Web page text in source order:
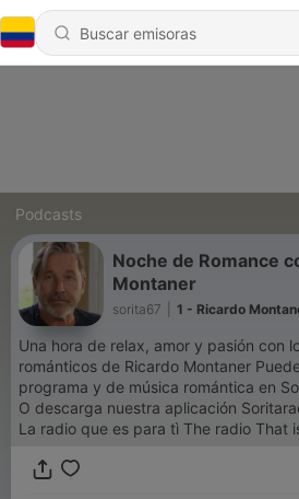
Podcasts
Noche de Romance
Montaner
sorita67 1 - Ricardo
Una hora de relax, amor y pasión con
románticos de Ricardo Montaner
programa y de música romántica en Soritaradio1.blogspot.com
O descarga nuestra aplicación
La radio que es para tì The radio That